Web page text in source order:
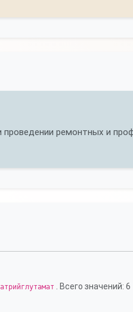
ремонтных и
. Всего значений: 6